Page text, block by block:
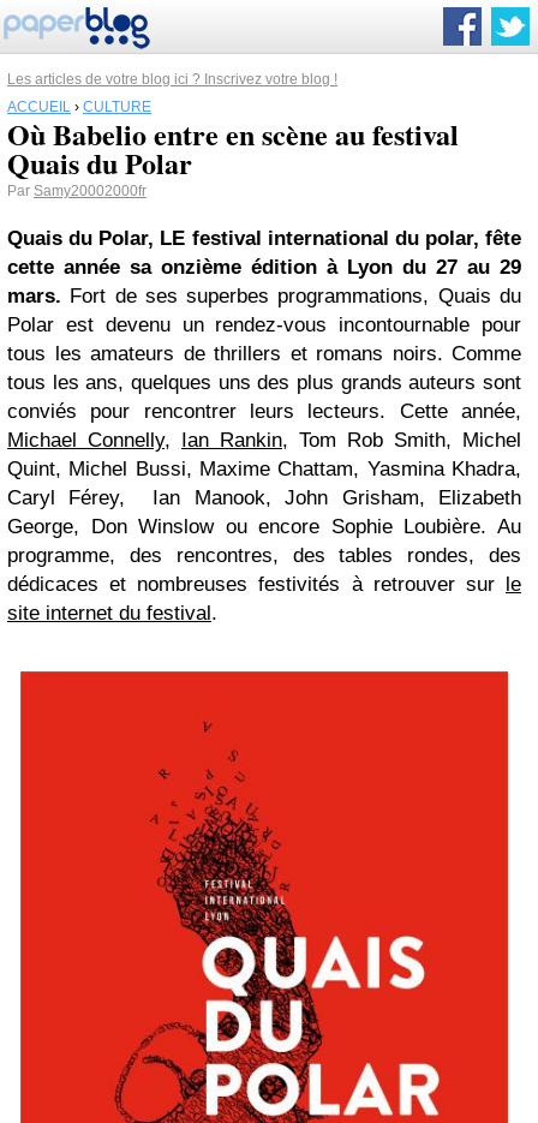
Les articles de votre blog ici ? Inscrivez votre blog !
ACCUEIL › CULTURE
Où Babelio entre en scène au festival
Quais du Polar
Par Samy20002000fr
Quais du Polar, LE festival international du polar, fête
cette année sa onzième édition à Lyon du 27 au 29
mars. Fort de ses superbes programmations, Quais du
Polar est devenu un rendez-vous incontournable pour
tous les amateurs de thrillers et romans noirs. Comme
tous les ans, quelques uns des plus grands auteurs sont
conviés pour rencontrer leurs lecteurs. Cette année,
Michael Connelly, Ian Rankin, Tom Rob Smith, Michel
Quint, Michel Bussi, Maxime Chattam, Yasmina Khadra,
Caryl Férey, Ian Manook, John Grisham, Elizabeth
George, Don Winslow ou encore Sophie Loubière. Au
programme, des rencontres, des tables rondes, des
dédicaces et nombreuses festivités à retrouver sur le
site internet du festival.